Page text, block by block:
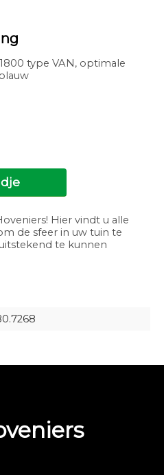
type VAN, optimale
Hier vindt u alle
de sfeer in uw tuin te
te kunnen